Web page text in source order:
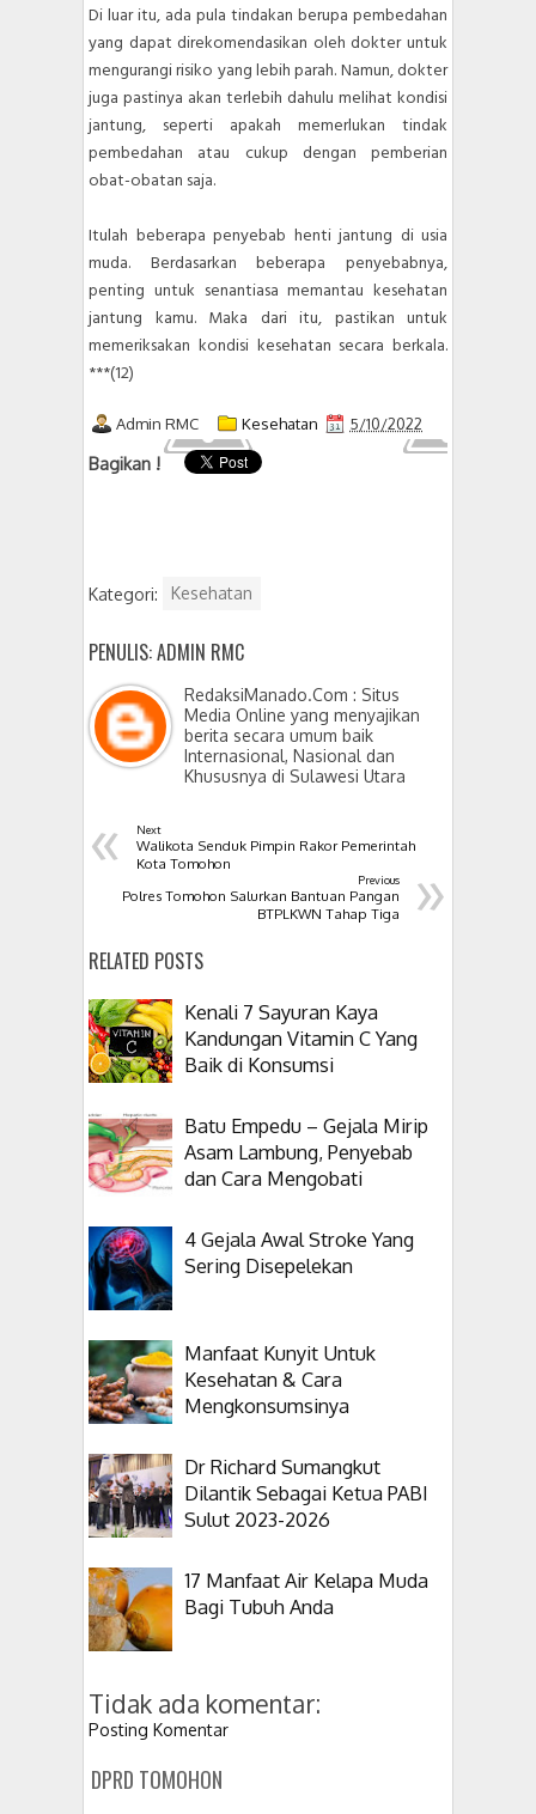
Di luar itu, ada pula tindakan berupa pembedahan
yang dapat direkomendasikan oleh dokter untuk
mengurangi risiko yang lebih parah. Namun, dokter
juga pastinya akan terlebih dahulu melihat kondisi
jantung, seperti apakah memerlukan tindak
pembedahan atau cukup dengan pemberian
obat-obatan saja.
Itulah beberapa penyebab henti jantung di usia
muda. Berdasarkan beberapa penyebabnya,
penting untuk senantiasa memantau kesehatan
jantung kamu. Maka dari itu, pastikan untuk
memeriksakan kondisi kesehatan secara berkala.
***(12)
Admin RMC Kesehatan 5/10/2022
Bagikan !
Kategori: Kesehatan
PENULIS: ADMIN RMC
RedaksiManado.Com : Situs
Media Online yang menyajikan
berita secara umum baik
Internasional, Nasional dan
Khususnya di Sulawesi Utara
« Next
Walikota Senduk Pimpin Rakor Pemerintah
Kota Tomohon
»
Previous
Polres Tomohon Salurkan Bantuan Pangan
BTPLKWN Tahap Tiga
RELATED POSTS
Kenali 7 Sayuran Kaya
Kandungan Vitamin C Yang
Baik di Konsumsi
Batu Empedu – Gejala Mirip
Asam Lambung, Penyebab
dan Cara Mengobati
4 Gejala Awal Stroke Yang
Sering Disepelekan
Manfaat Kunyit Untuk
Kesehatan & Cara
Mengkonsumsinya
Dr Richard Sumangkut
Dilantik Sebagai Ketua PABI
Sulut 2023-2026
17 Manfaat Air Kelapa Muda
Bagi Tubuh Anda
Tidak ada komentar:
Posting Komentar
DPRD TOMOHON